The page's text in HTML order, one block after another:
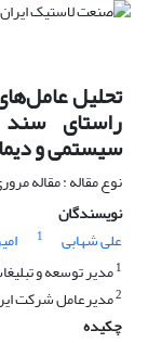
تحلیل
راستای
سیستمی و
نوع مقاله : مقاله
نویسندگان
علی شهابی
1
1مدیر توسعه و
2مدیرعامل شرکت
چکیده